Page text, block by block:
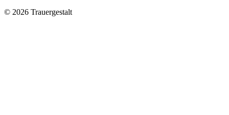
© 2026 Trauergestalt